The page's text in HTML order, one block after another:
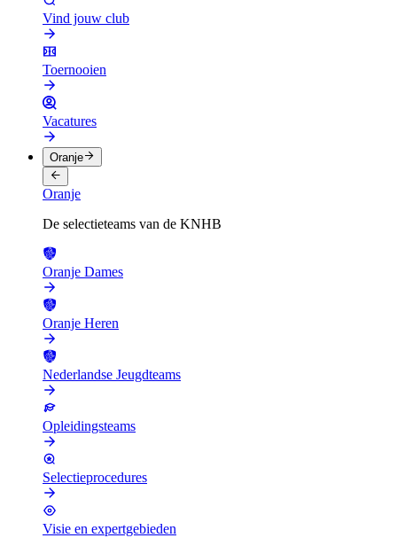
Vind jouw club
Toernooien
Vacatures
Oranje
Oranje
De selectieteams van de KNHB
Oranje Dames
Oranje Heren
Nederlandse Jeugdteams
Opleidingsteams
Selectieprocedures
Visie en expertgebieden